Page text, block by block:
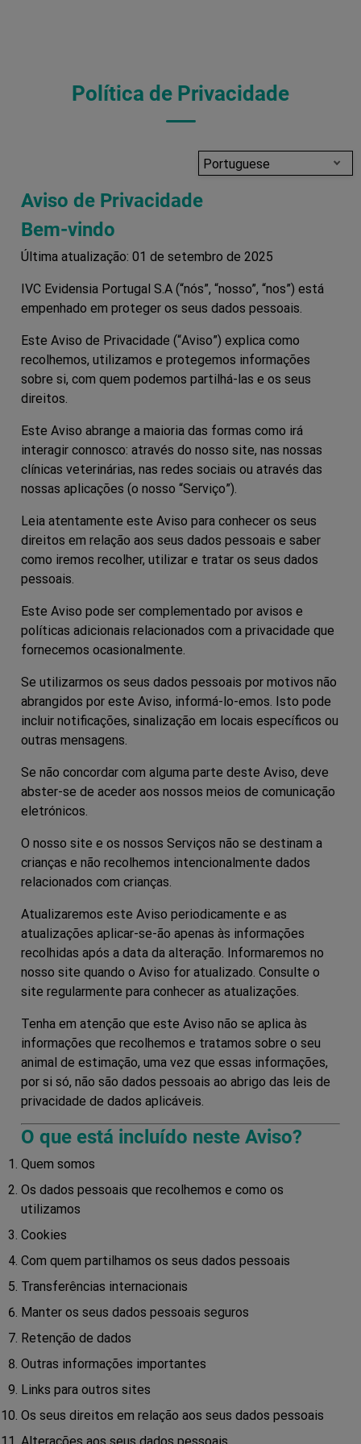
Política de Privacidade
Portuguese
Aviso de Privacidade
Bem-vindo
Última atualização: 01 de setembro de 2025
IVC Evidensia Portugal S.A (“nós”, “nosso”, “nos”) está
empenhado em proteger os seus dados pessoais.
Este Aviso de Privacidade (“Aviso”) explica como
recolhemos, utilizamos e protegemos informações
sobre si, com quem podemos partilhá-las e os seus
direitos.
Este Aviso abrange a maioria das formas como irá
interagir connosco: através do nosso site, nas nossas
clínicas veterinárias, nas redes sociais ou através das
nossas aplicações (o nosso “Serviço”).
Leia atentamente este Aviso para conhecer os seus
direitos em relação aos seus dados pessoais e saber
como iremos recolher, utilizar e tratar os seus dados
pessoais.
Este Aviso pode ser complementado por avisos e
políticas adicionais relacionados com a privacidade que
fornecemos ocasionalmente.
Se utilizarmos os seus dados pessoais por motivos não
abrangidos por este Aviso, informá-lo-emos. Isto pode
incluir notificações, sinalização em locais específicos ou
outras mensagens.
Se não concordar com alguma parte deste Aviso, deve
abster-se de aceder aos nossos meios de comunicação
eletrónicos.
O nosso site e os nossos Serviços não se destinam a
crianças e não recolhemos intencionalmente dados
relacionados com crianças.
Atualizaremos este Aviso periodicamente e as
atualizações aplicar-se-ão apenas às informações
recolhidas após a data da alteração. Informaremos no
nosso site quando o Aviso for atualizado. Consulte o
site regularmente para conhecer as atualizações.
Tenha em atenção que este Aviso não se aplica às
informações que recolhemos e tratamos sobre o seu
animal de estimação, uma vez que essas informações,
por si só, não são dados pessoais ao abrigo das leis de
privacidade de dados aplicáveis.
O que está incluído neste Aviso?
Quem somos
Os dados pessoais que recolhemos e como os
utilizamos
Cookies
Com quem partilhamos os seus dados pessoais
Transferências internacionais
Manter os seus dados pessoais seguros
Retenção de dados
Outras informações importantes
Links para outros sites
Os seus direitos em relação aos seus dados pessoais
Alterações aos seus dados pessoais